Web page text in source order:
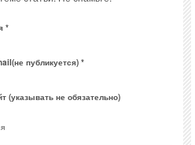
*
публикуется) *
(указывать не обязательно)